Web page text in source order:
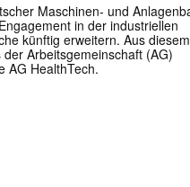
Maschinen- und
in der industriellen
künftig erweitern. Aus
Arbeitsgemeinschaft (AG)
AG HealthTech.